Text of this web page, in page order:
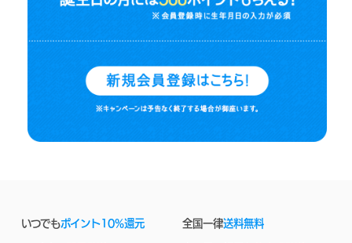
いつでもポイント10%還元 全国一律送料無料